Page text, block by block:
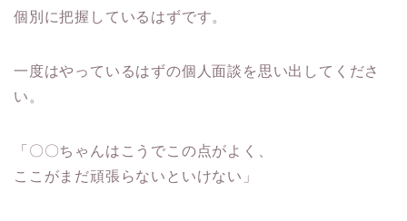
個別に把握しているはずです。
一度はやっているはずの個人面談を思い出してくださ
い。
「〇〇ちゃんはこうでこの点がよく、
ここがまだ頑張らないといけない」